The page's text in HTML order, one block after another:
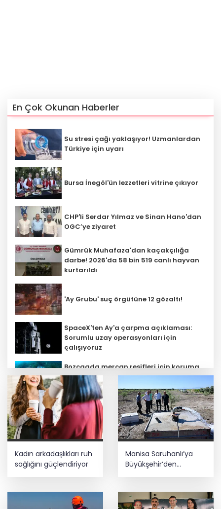
En Çok Okunan Haberler
Su stresi çağı yaklaşıyor! Uzmanlardan
Türkiye için uyarı
Bursa İnegöl'ün lezzetleri vitrine çıkıyor
CHP'li Serdar Yılmaz ve Sinan Hano'dan
OGC’ye ziyaret
Gümrük Muhafaza'dan kaçakçılığa
darbe! 2026'da 58 bin 519 canlı hayvan
kurtarıldı
'Ay Grubu' suç örgütüne 12 gözaltı!
SpaceX'ten Ay'a çarpma açıklaması:
Sorumlu uzay operasyonları için
çalışıyoruz
Bozcaada mercan resifleri için koruma
seferberliği... 180 deniz canlısı türü kayıt
altına alındı
Kayseri Büyükşehir gökyüzü tutkunlarını
Erciyes'te buluşturacak
MGK bugün toplanıyor... Gündem
'Terörsüz Türkiye'
ediyor... Hudutlarda 490 kişi yakalandı
Kadın arkadaşlıkları ruh
sağlığını güçlendiriyor
Manisa Saruhanlı’ya
Büyükşehir’den